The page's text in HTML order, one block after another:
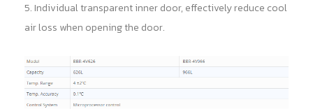
5. Individual transparent inner door, effectively reduce cool
air loss when opening the door.